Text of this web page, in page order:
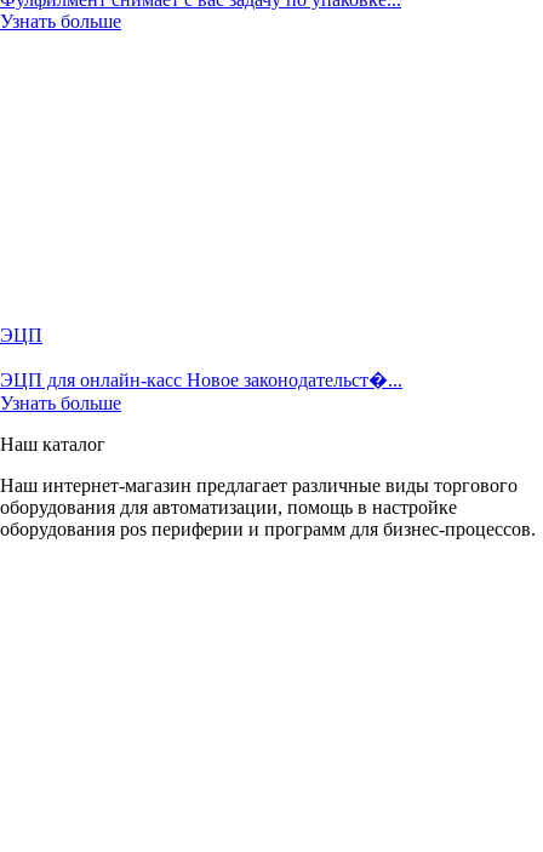
Узнать больше
ЭЦП
ЭЦП для онлайн-касс Новое законодательст�...
Узнать больше
Наш каталог
Наш интернет-магазин предлагает различные виды торгового
оборудования для автоматизации, помощь в настройке
оборудования pos периферии и программ для бизнес-процессов.